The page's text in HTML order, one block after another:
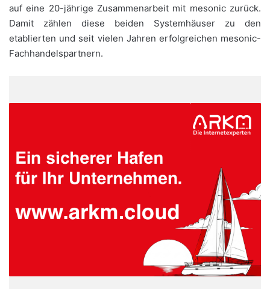
auf eine 20-jährige Zusammenarbeit mit mesonic zurück.
Damit zählen diese beiden Systemhäuser zu den
etablierten und seit vielen Jahren erfolgreichen mesonic-
Fachhandelspartnern.